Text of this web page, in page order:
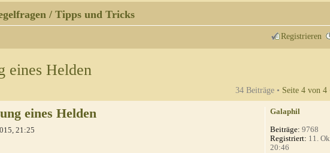
/ Tipps und Tricks
Registrieren
eines Helden
34 Beiträge • Seite 4 von 4
eines Helden
21:25
Galaphil
Beiträge: 9768
Registriert: 11.
20:46